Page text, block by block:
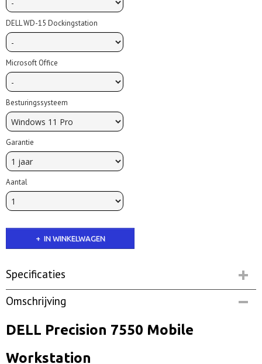
DELL WD-15 Dockingstation
Microsoft Office
Besturingssysteem
Garantie
Aantal
IN WINKELWAGEN
Specificaties
Netto gewicht
2,80 Kg
Omschrijving
DELL Precision 7550 Mobile
Workstation